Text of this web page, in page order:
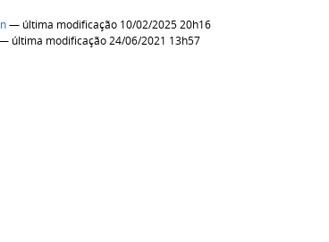
— última modificação 10/02/2025 20h16
última modificação 24/06/2021 13h57